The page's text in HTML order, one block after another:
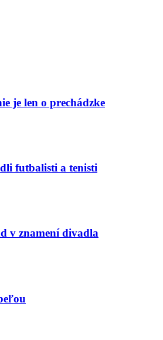
je len o prechádzke
futbalisti a tenisti
v znamení divadla